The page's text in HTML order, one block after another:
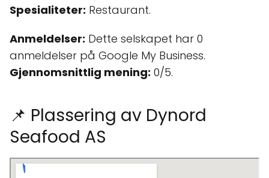
Spesialiteter: Restaurant.
Anmeldelser: Dette selskapet har 0
anmeldelser på Google My Business.
Gjennomsnittlig mening: 0/5.
📌 Plassering av Dynord
Seafood AS